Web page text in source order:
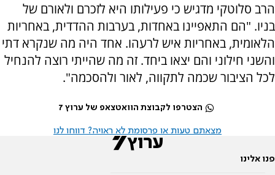
הרב סלוטקי מדגיש כי פעילותו היא לזכרם ולאורם של
בניו. "הם התאפיינו באחדות, בערבות ההדדית, באחריות
הלאומית, באחריות איש לרעהו. אחד היה מה שנקרא דתי
והשני חילוני והם יצאו ביחד. זה מה שהייתי רוצה להנחיל
לכל הציבור שכמה לתקווה, לאור ולהסכמה".
הצטרפו לקבוצת הוואטצאפ של ערוץ 7
מצאתם טעות או פרסומת לא ראויה? דווחו לנו
פנו אלינו